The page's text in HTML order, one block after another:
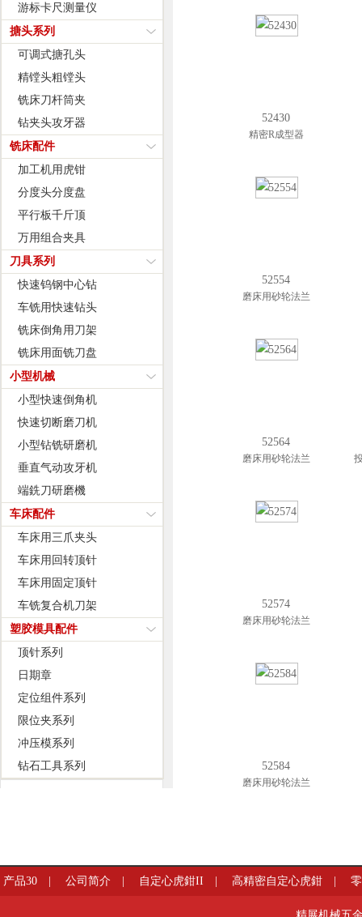
游标卡尺测量仪
搪头系列
可调式搪孔头
精镗头粗镗头
铣床刀杆筒夹
钻夹头攻牙器
铣床配件
加工机用虎钳
分度头分度盘
平行板千斤顶
万用组合夹具
刀具系列
快速钨钢中心钻
车铣用快速钻头
铣床倒角用刀架
铣床用面铣刀盘
小型机械
小型快速倒角机
快速切断磨刀机
小型钻铣研磨机
垂直气动攻牙机
端銑刀研磨機
车床配件
车床用三爪夹头
车床用回转顶针
车床用固定顶针
车铣复合机刀架
塑胶模具配件
顶针系列
日期章
定位组件系列
限位夹系列
冲压模系列
钻石工具系列
52430
精密R成型器
52554
磨床用砂轮法兰
52564
磨床用砂轮法兰
52574
磨床用砂轮法兰
52584
磨床用砂轮法兰
产品30 |公司简介 自定心虎鉗II |高精密自定心虎鉗 |
HD